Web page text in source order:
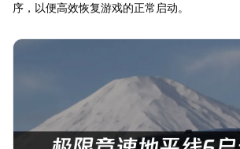
序，以便高效恢复游戏的正常启动。